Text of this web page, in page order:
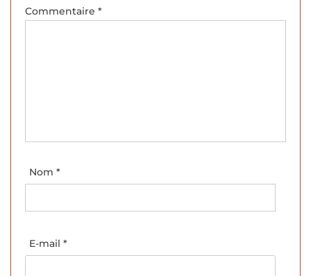
Commentaire *
Nom *
E-mail *